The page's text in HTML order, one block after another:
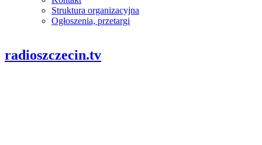
Struktura organizacyjna
Ogłoszenia, przetargi
radioszczecin.tv